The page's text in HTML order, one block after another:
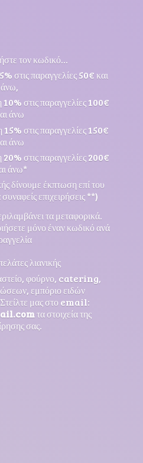
τον κωδικό...
στις παραγγελίες 50€ και
άνω,
στις παραγγελίες 100€
άνω
στις παραγγελίες 150€
άνω
στις παραγγελίες 200€
άνω*
δίνουμε έκπτωση επί του
επιχειρήσεις **)
τα μεταφορικά.
μόνο έναν κωδικό ανά
λιανικής
φούρνο, catering,
εμπόριο ειδών
μας στο email:
τα στοιχεία της
σας.